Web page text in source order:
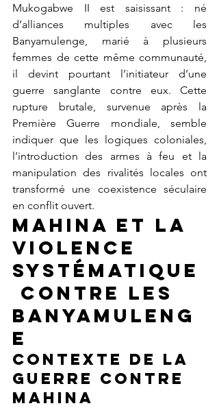
Mukogabwe II est saisissant : né
d’alliances multiples avec les
Banyamulenge, marié à plusieurs
femmes de cette même communauté,
il devint pourtant l’initiateur d’une
guerre sanglante contre eux. Cette
rupture brutale, survenue après la
Première Guerre mondiale, semble
indiquer que les logiques coloniales,
l’introduction des armes à feu et la
manipulation des rivalités locales ont
transformé une coexistence séculaire
en conflit ouvert.
Mahina et la
violence
systématique
contre les
Banyamuleng
e
Contexte de la
guerre contre
Mahina